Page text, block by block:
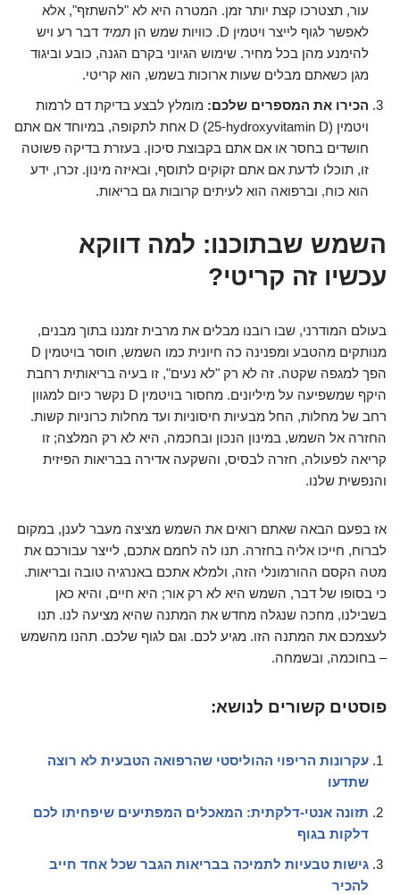
עור, תצטרכו קצת יותר זמן. המטרה היא לא "להשתזף", אלא
לאפשר לגוף לייצר ויטמין D. כוויות שמש הן
תמיד דבר רע ויש
להימנע מהן בכל מחיר. שימוש הגיוני בקרם הגנה, כובע וביגוד
מגן כשאתם מבלים שעות ארוכות בשמש, הוא קריטי.
הכירו את המספרים שלכם: מומלץ לבצע בדיקת דם לרמות
ויטמין D (25-hydroxyvitamin D) אחת לתקופה, במיוחד אם אתם
חושדים בחסר או אם אתם בקבוצת סיכון. בעזרת בדיקה פשוטה
זו, תוכלו לדעת אם אתם זקוקים לתוסף, ובאיזה מינון. זכרו, ידע
הוא כוח, וברפואה הוא לעיתים קרובות גם בריאות.
השמש שבתוכנו: למה דווקא
עכשיו זה קריטי?
בעולם המודרני, שבו רובנו מבלים את מרבית זמננו בתוך מבנים,
מנותקים מהטבע ומפנינה כה חיונית כמו השמש, חוסר בויטמין D
הפך למגפה שקטה. זה לא רק "לא נעים", זו בעיה בריאותית רחבת
היקף שמשפיעה על מיליונים. מחסור בויטמין D נקשר כיום למגוון
רחב של מחלות, החל מבעיות חיסוניות ועד מחלות כרוניות קשות.
החזרה אל השמש, במינון הנכון ובחכמה, היא לא רק המלצה; זו
קריאה לפעולה, חזרה לבסיס, והשקעה אדירה בבריאות הפיזית
והנפשית שלנו.
אז בפעם הבאה שאתם רואים את השמש מציצה מעבר לענן, במקום
לברוח, חייכו אליה בחזרה. תנו לה לחמם אתכם, לייצר עבורכם את
מטה הקסם ההורמונלי הזה, ולמלא אתכם באנרגיה טובה ובריאות.
כי בסופו של דבר, השמש היא לא רק אור; היא חיים, והיא כאן
בשבילנו, מחכה שנגלה מחדש את המתנה שהיא מציעה לנו. תנו
לעצמכם את המתנה הזו. מגיע לכם. וגם לגוף שלכם. תהנו מהשמש
– בחוכמה, ובשמחה.
פוסטים קשורים לנושא:
עקרונות הריפוי ההוליסטי שהרפואה הטבעית לא רוצה
שתדעו
תזונה אנטי-דלקתית: המאכלים המפתיעים שיפחיתו לכם
דלקות בגוף
גישות טבעיות לתמיכה בבריאות הגבר שכל אחד חייב
להכיר